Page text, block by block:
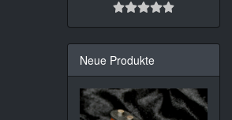
Neue Produkte